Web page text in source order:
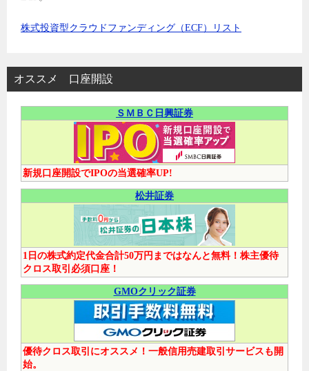
株式投資型クラウドファンディング（ECF）リスト
オススメ 口座開設
ＳＭＢＣ日興証券
新規口座開設でIPOの当選確率UP!
松井証券
1日の株式約定代金合計50万円まではなんと無料！株主優待
クロス取引必須口座！
GMOクリック証券
優待クロス取引にオススメ！一般信用売建取引サービスも開
始。